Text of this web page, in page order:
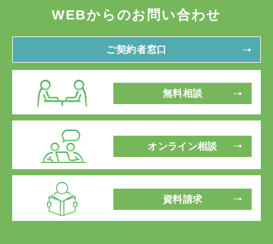
WEBからのお問い合わせ
ご契約者窓口
無料相談
オンライン相談
資料請求